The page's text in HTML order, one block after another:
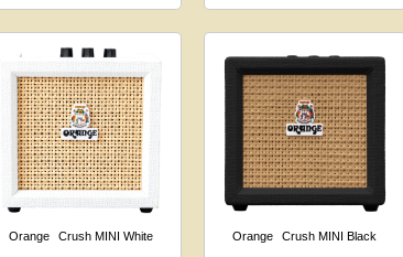
Orange Crush MINI White Orange Crush MINI Black